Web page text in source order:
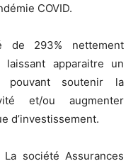
COVID.
de 293% nettement
apparaitre un
pouvant soutenir la
et/ou augmenter
d’investissement.
société Assurances